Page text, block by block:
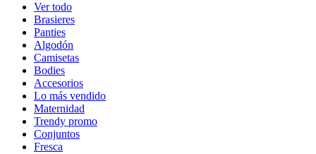
Ver todo
Brasieres
Panties
Algodón
Camisetas
Bodies
Accesorios
Lo más vendido
Maternidad
Trendy promo
Conjuntos
Fresca